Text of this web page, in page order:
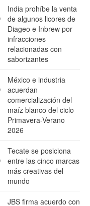
India prohíbe la venta
de algunos licores de
Diageo e Inbrew por
infracciones
relacionadas con
saborizantes
México e industria
acuerdan
comercialización del
maíz blanco del ciclo
Primavera-Verano
2026
Tecate se posiciona
entre las cinco marcas
más creativas del
mundo
JBS firma acuerdo con